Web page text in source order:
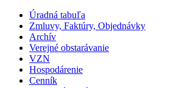
Úradná tabuľa
Zmluvy, Faktúry, Objednávky
Archív
Verejné obstarávanie
VZN
Hospodárenie
Cenník